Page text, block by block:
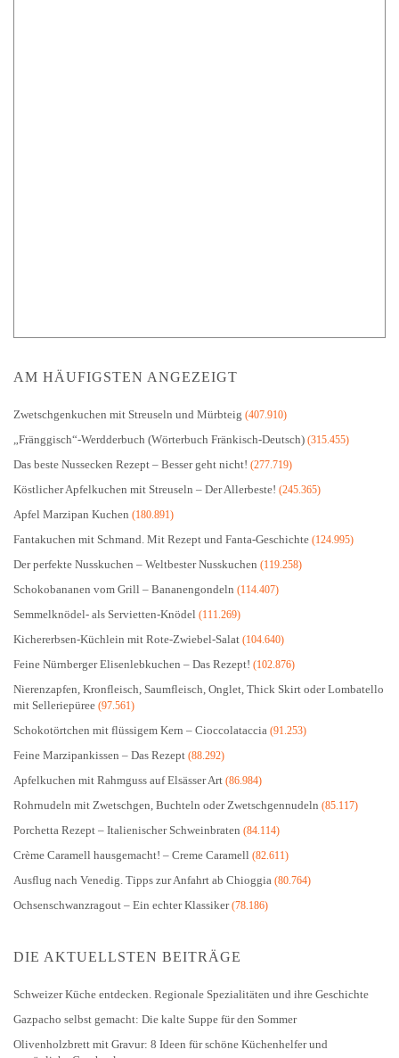
AM HÄUFIGSTEN ANGEZEIGT
Zwetschgenkuchen mit Streuseln und Mürbteig (407.910)
„Fränggisch“-Werdderbuch (Wörterbuch Fränkisch-Deutsch) (315.455)
Das beste Nussecken Rezept – Besser geht nicht! (277.719)
Köstlicher Apfelkuchen mit Streuseln – Der Allerbeste! (245.365)
Apfel Marzipan Kuchen (180.891)
Fantakuchen mit Schmand. Mit Rezept und Fanta-Geschichte (124.995)
Der perfekte Nusskuchen – Weltbester Nusskuchen (119.258)
Schokobananen vom Grill – Bananengondeln (114.407)
Semmelknödel- als Servietten-Knödel (111.269)
Kichererbsen-Küchlein mit Rote-Zwiebel-Salat (104.640)
Feine Nürnberger Elisenlebkuchen – Das Rezept! (102.876)
Nierenzapfen, Kronfleisch, Saumfleisch, Onglet, Thick Skirt oder Lombatello
mit Selleriepüree (97.561)
Schokotörtchen mit flüssigem Kern – Cioccolataccia (91.253)
Feine Marzipankissen – Das Rezept (88.292)
Apfelkuchen mit Rahmguss auf Elsässer Art (86.984)
Rohrnudeln mit Zwetschgen, Buchteln oder Zwetschgennudeln (85.117)
Porchetta Rezept – Italienischer Schweinbraten (84.114)
Crème Caramell hausgemacht! – Creme Caramell (82.611)
Ausflug nach Venedig. Tipps zur Anfahrt ab Chioggia (80.764)
Ochsenschwanzragout – Ein echter Klassiker(78.186)
DIE AKTUELLSTEN BEITRÄGE
Schweizer Küche entdecken. Regionale Spezialitäten und ihre Geschichte
Gazpacho selbst gemacht: Die kalte Suppe für den Sommer
Olivenholzbrett mit Gravur: 8 Ideen für schöne Küchenhelfer und